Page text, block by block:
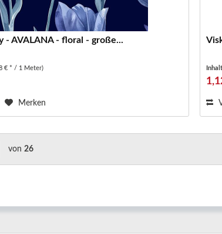
- AVALANA - floral - große...
€ * / 1 Meter)
Merken
von 26